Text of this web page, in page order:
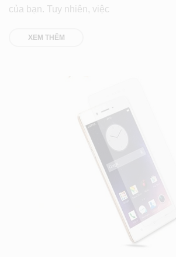
của bạn. Tuy nhiên, việc
XEM THÊM